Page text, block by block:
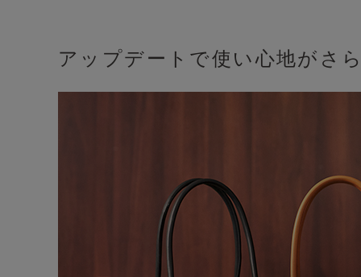
アップデートで使い心地がさ